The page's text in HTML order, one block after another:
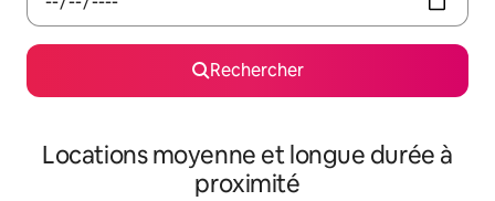
Rechercher
Locations moyenne et longue durée à
proximité